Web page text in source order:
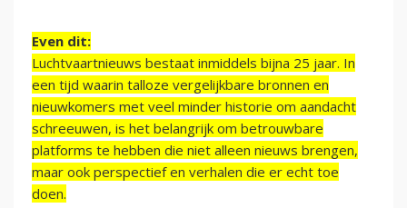
Even dit:
Luchtvaartnieuws bestaat inmiddels bijna 25 jaar. In
een tijd waarin talloze vergelijkbare bronnen en
nieuwkomers met veel minder historie om aandacht
schreeuwen, is het belangrijk om betrouwbare
platforms te hebben die niet alleen nieuws brengen,
maar ook perspectief en verhalen die er echt toe
doen.